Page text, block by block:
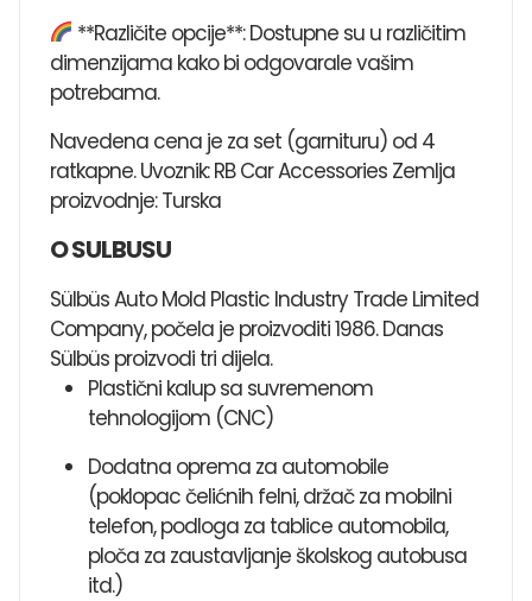
**Različite opcije**: Dostupne su u različitim
dimenzijama kako bi odgovarale vašim
potrebama.
Navedena cena je za set (garnituru) od 4
ratkapne. Uvoznik: RB Car Accessories Zemlja
proizvodnje: Turska
O SULBUSU
Sülbüs Auto Mold Plastic Industry Trade Limited
Company, počela je proizvoditi 1986. Danas
Sülbüs proizvodi tri dijela.
Plastični kalup sa suvremenom
tehnologijom (CNC)
Dodatna oprema za automobile
(poklopac čelićnih felni, držač za mobilni
telefon, podloga za tablice automobila,
ploča za zaustavljanje školskog autobusa
itd.)